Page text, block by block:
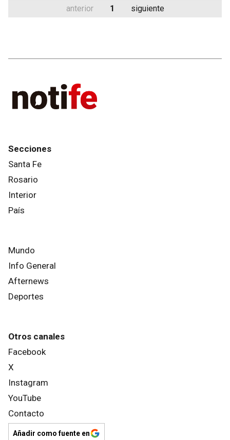
anterior 1 siguiente
Secciones
Santa Fe
Rosario
Interior
País
Mundo
Info General
Afternews
Deportes
Otros canales
Facebook
X
Instagram
YouTube
Contacto
Añadir como fuente en